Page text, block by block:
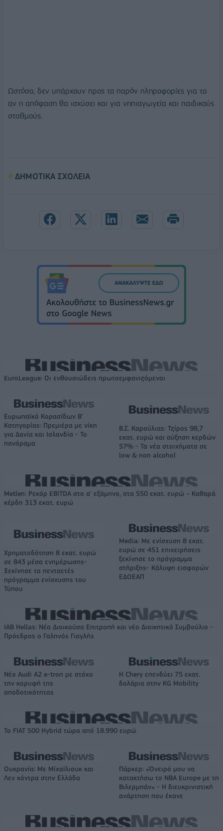
Ωστόσο, δεν υπάρχουν προς το παρόν πληροφορίες για το
αν η απόφαση θα ισχύσει και για νηπιαγωγεία και παιδικούς
σταθμούς.
ΔΗΜΟΤΙΚΑ ΣΧΟΛΕΙΑ
EuroLeague: Οι ενθουσιώδεις πρωτοεμφανιζόμενοι
Ευρωπαϊκό Κορασίδων Β'
Κατηγορίας: Πρεμιέρα με νίκη
για Δανία και Ισλανδία - Το
πανόραμα
Β.Σ. Καρούλιας: Τζίρος 98,7
εκατ. ευρώ και αύξηση κερδών
57% - Τα νέα στοιχήματα σε
low & non alcohol
Metlen: Ρεκόρ EBITDA στο α' εξάμηνο, στα 550 εκατ. ευρώ – Καθαρά
κέρδη 313 εκατ. ευρώ
Χρηματοδότηση 8 εκατ. ευρώ
σε 843 μέσα ενημέρωσης-
Ξεκίνησε το πενταετές
πρόγραμμα ενίσχυσης του
Τύπου
Media: Με ενίσχυση 8 εκατ.
ευρώ σε 451 επιχειρήσεις
ξεκίνησε το πρόγραμμα
στήριξης- Κάλυψη εισφορών
ΕΔΟΕΑΠ
IAB Hellas: Νέα Διοικούσα Επιτροπή και νέο Διοικητικό Συμβούλιο -
Πρόεδρος ο Γαληνός Γιαγλής
Νέο Audi A2 e-tron με στόχο
την κορυφή της
αποδοτικότητας
Η Chery επενδύει 75 εκατ.
δολάρια στην KG Mobility
Το FIAT 500 Hybrid τώρα από 18.990 ευρώ
Ουκρανία: Με Μίχαϊλιουκ και
Λεν κόντρα στην Ελλάδα
Πάρκερ: «Όνειρό μου να
κατακτήσω το ΝΒΑ Europe με τη
Βιλερμπάν» - Η διευκρινιστική
ανάρτηση που έκανε